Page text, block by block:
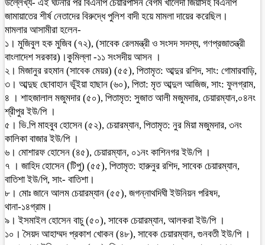
উল্লেখ্য- এই ঘটনার পর বিএনপি চেয়ারপার্সন বেগম খালেদা জিয়াসহ বিএনপি
জামায়াতের শীর্ষ নেতাদের বিরুদ্ধে পুলিশ বাদী হয়ে মামলা দায়ের করেছিল।
মামলার আসামীরা হলেন-
১। মুজিবুল হক মুজিব (৭২), (সাবেক রেলমন্ত্রী ও সংসদ সদস্য, গণপ্রজাতন্ত্রী
বাংলাদেশ সরকার)।কুমিল্লা -১১ সংসদীয় আসন ।
২। মিজানুর রহমান (সাবেক মেয়র) (৫৫), পিতামৃত: আব্দুর রশিদ, সাং: গোমারবাড়ি,
৩। আব্দুছ ছোবাহান ভূঁইয়া হাছান (৬০), পিতা: মৃত আব্দুল আজিজ, সাং: ফুলগ্রাম,
৪ । শাহজালাল মজুমদার (৫০), পিতামৃত: সুজাত আলী মজুমদার, চেয়ারম্যান,০৪নং
শ্রীপুর ইউ/পি ।
৫। ভি.পি মাহবুব হোসেন (৫২), চেয়ারম্যান, পিতামৃত: নুর মিয়া মজুমদার, ৩নং
কালিকা বাজার ইউ/পি ।
৬। মোশারফ হোসেন (৪৫), চেয়ারম্যান, ০১নং কাশিনগর ইউ/পি ।
৭ । জাহিদ হোসেন (টিপু) (৫৫), পিতামৃত: হারুনুর রশিদ, সাবেক চেয়ারম্যান,
বাতিশা ইউ/পি, সাং- বাতিশা।
৮। মোঃ জানে আলম চেয়ারম্যান (৫৫), জগন্নাথদিঘী ইউনিয়ন পরিষদ,
থানা-১৪গ্রাম।
৯। ইসমাইল হোসেন বাচু (৫০), সাবেক চেয়ারম্যান, আলকরা ইউ/পি ।
১০। সৈয়দ আহাম্মদ প্রকাশ খোকন (৪৮), সাবেক চেয়ারম্যান, গুনবতী ইউ/পি ।